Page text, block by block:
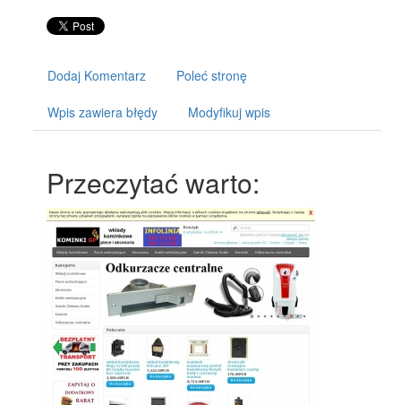
Dodaj Komentarz Poleć stronę
Wpis zawiera błędy Modyfikuj wpis
Przeczytać warto: